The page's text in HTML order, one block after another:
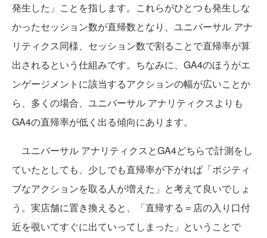
発生した」ことを指します。これらがひとつも発生しな
かったセッション数が直帰数となり、ユニバーサル アナ
リティクス同様、セッション数で割ることで直帰率が算
出されるという仕組みです。ちなみに、GA4のほうがエ
ンゲージメントに該当するアクションの幅が広いことか
ら、多くの場合、ユニバーサル アナリティクスよりも
GA4の直帰率が低く出る傾向にあります。
ユニバーサル アナリティクスとGA4どちらで計測をし
ていたとしても、少しでも直帰率が下がれば「ポジティ
ブなアクションを取る人が増えた」と考えて良いでしょ
う。実店舗に置き換えると、「直帰する＝店の入り口付
近を覗いてすぐに出ていってしまった」ということで